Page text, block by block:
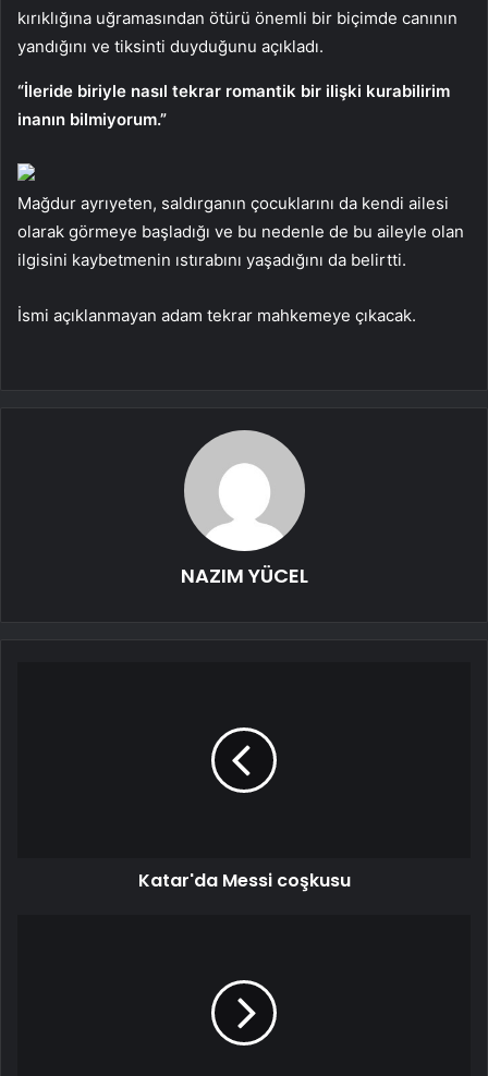
kırıklığına uğramasından ötürü önemli bir biçimde canının
yandığını ve tiksinti duyduğunu açıkladı.
“İleride biriyle nasıl tekrar romantik bir ilişki kurabilirim
inanın bilmiyorum.”
Mağdur ayrıyeten, saldırganın çocuklarını da kendi ailesi
olarak görmeye başladığı ve bu nedenle de bu aileyle olan
ilgisini kaybetmenin ıstırabını yaşadığını da belirtti.
İsmi açıklanmayan adam tekrar mahkemeye çıkacak.
NAZIM YÜCEL
Katar'da Messi coşkusu